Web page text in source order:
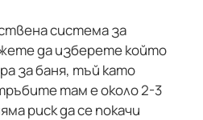
система за
да изберете който
за баня, тъй като
там е около 2-3
риск да се покачи